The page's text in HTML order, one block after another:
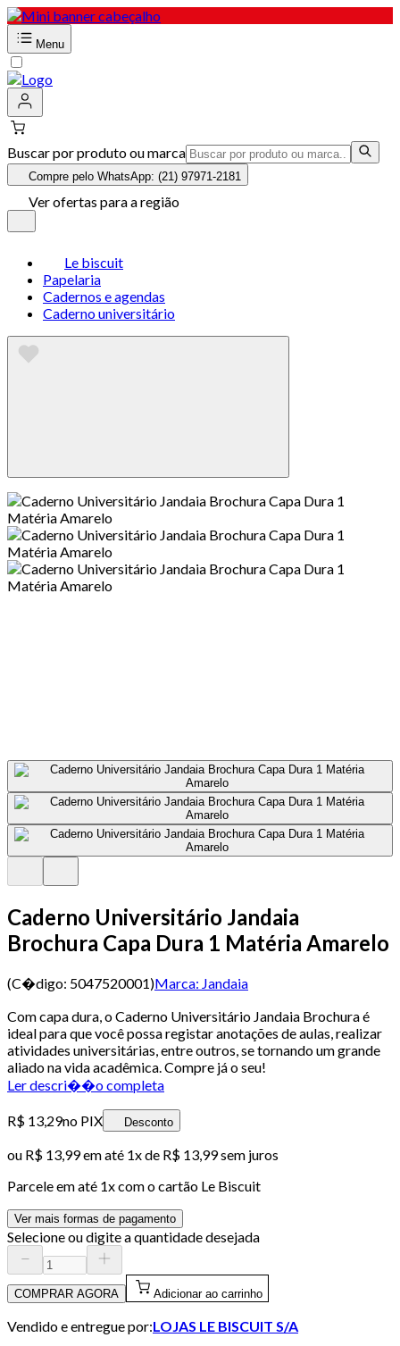
Menu
Buscar por produto ou marca
Compre pelo WhatsApp: (21) 97971-2181
Ver ofertas para a região
Le biscuit
Papelaria
Cadernos e agendas
Caderno universitário
Caderno Universitário Jandaia
Brochura Capa Dura 1 Matéria Amarelo
(C�digo: 5047520001)Marca: Jandaia
Com capa dura, o Caderno Universitário Jandaia Brochura é
ideal para que você possa registar anotações de aulas, realizar
atividades universitárias, entre outros, se tornando um grande
aliado na vida acadêmica. Compre já o seu!
Ler descri��o completa
R$ 13,29no PIX Desconto
ou R$ 13,99em até 1x de R$ 13,99sem juros
Parcele em até 1x com o cartão Le Biscuit
Ver mais formas de pagamento
Selecione ou digite a quantidade desejada
COMPRAR AGORA Adicionar ao carrinho
Vendido e entregue por:LOJAS LE BISCUIT S/A